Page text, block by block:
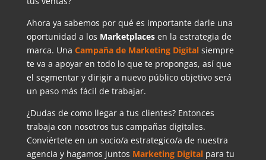
Ahora ya sabemos por qué es importante darle una
oportunidad a los Marketplaces en la estrategia de
marca. Una Campaña de Marketing Digitalsiempre
te va a apoyar en todo lo que te propongas, así que
el segmentar y dirigir a nuevo público objetivo será
un paso más fácil de trabajar.
¿Dudas de como llegar a tus clientes? Entonces
trabaja con nosotros tus campañas digitales.
Conviértete en un socio/a estrategico/a de nuestra
agencia y hagamos juntos Marketing Digital para tu